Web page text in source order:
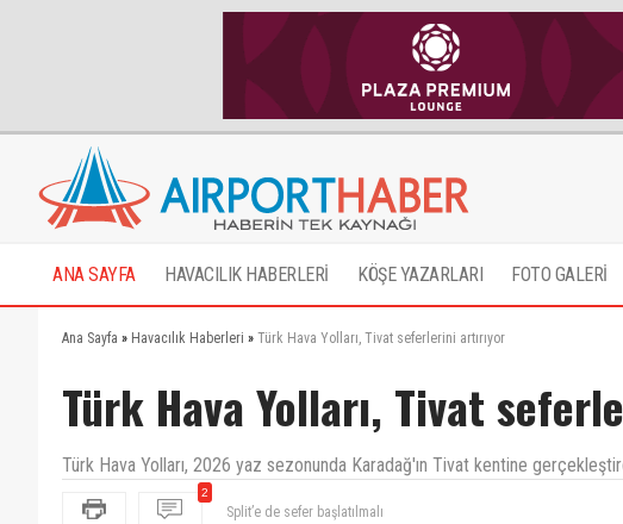
ANA SAYFA HAVACILIK HABERLERİ KÖŞE YAZARLARI FOTO GALERİ
Ana Sayfa » Havacılık Haberleri » Türk Hava Yolları, Tivat seferlerini artırıyor
Türk Hava Yolları, Tivat
Türk Hava Yolları, 2026 yaz sezonunda Karadağ'ın Tivat kentine
2
Maaşlarda artsa iyi olurdu,herkeste biliyorki yaptığımız iş ile